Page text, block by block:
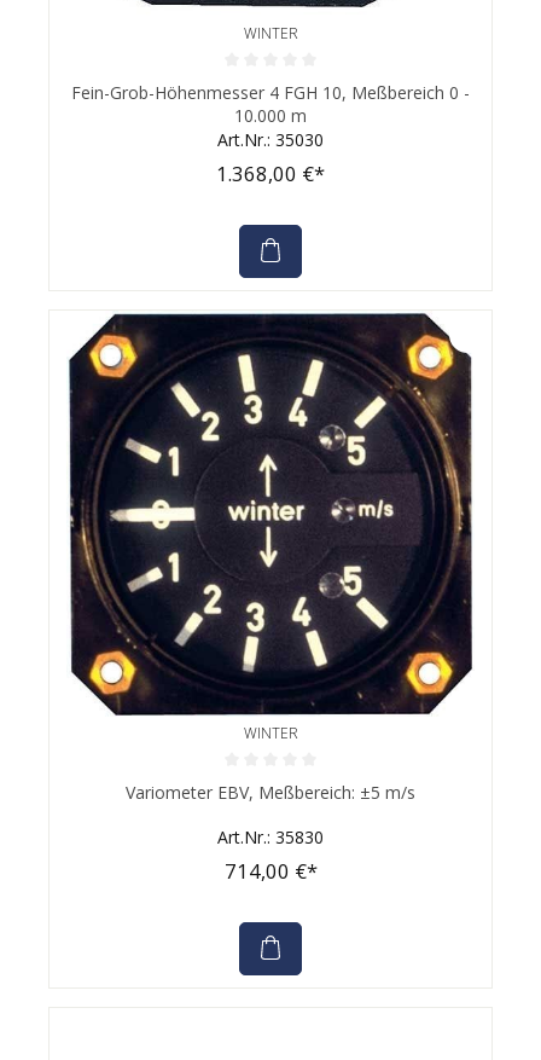
WINTER
Durchschnittliche Bewertung von 0 von 5 Sternen
Fein-Grob-Höhenmesser 4 FGH 10, Meßbereich 0 -
10.000 m
Art.Nr.: 35030
1.368,00 €*
WINTER
Durchschnittliche Bewertung von 0 von 5 Sternen
Variometer EBV, Meßbereich: ±5 m/s
Art.Nr.: 35830
714,00 €*